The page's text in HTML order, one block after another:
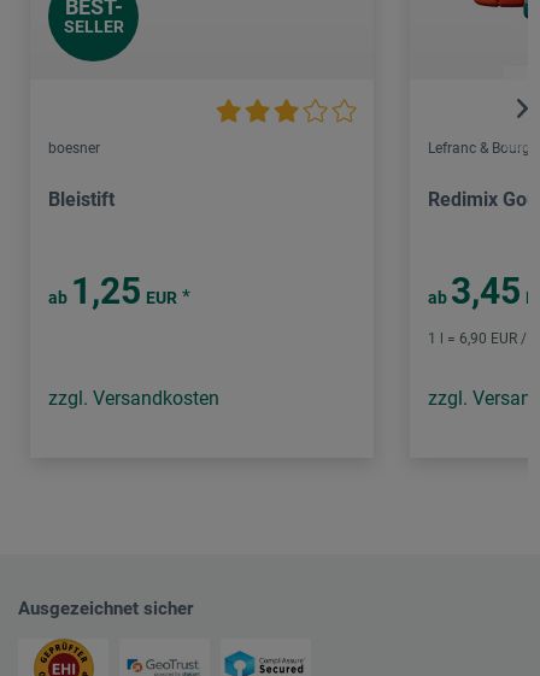
BEST-
SELLER
boesner
Bleistift
ab 1,25 EUR *
zzgl. Versandkosten
Lefranc &
Redimix
ab 3,45
1 l = 6,90 EUR /
zzgl.
Ausgezeichnet sicher